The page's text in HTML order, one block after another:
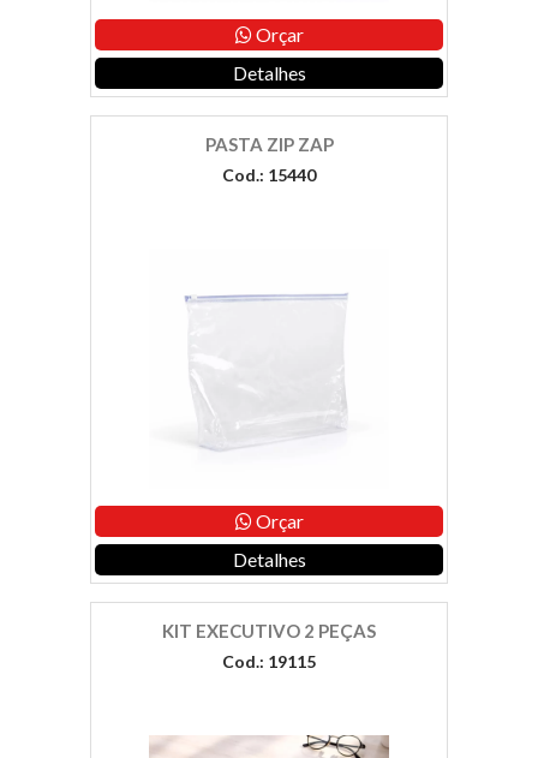
Orçar
Detalhes
PASTA ZIP ZAP
Cod.: 15440
Orçar
Detalhes
KIT EXECUTIVO 2 PEÇAS
Cod.: 19115